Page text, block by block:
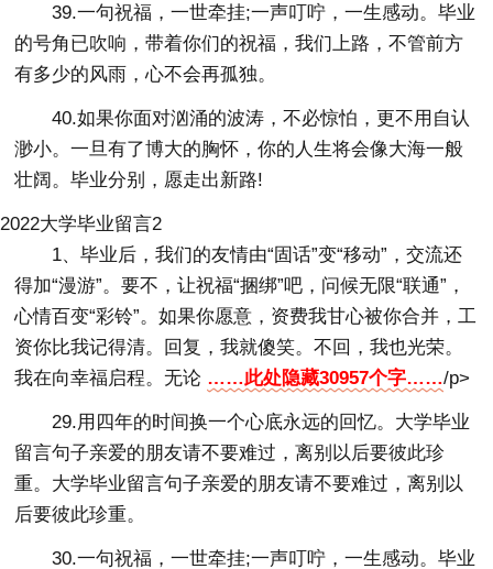
39.一句祝福，一世牵挂;一声叮咛，一生感动。毕业
的号角已吹响，带着你们的祝福，我们上路，不管前方
有多少的风雨，心不会再孤独。
40.如果你面对汹涌的波涛，不必惊怕，更不用自认
渺小。一旦有了博大的胸怀，你的人生将会像大海一般
壮阔。毕业分别，愿走出新路!
2022大学毕业留言2
1、毕业后，我们的友情由“固话”变“移动”，交流还
得加“漫游”。要不，让祝福“捆绑”吧，问候无限“联通”，
心情百变“彩铃”。如果你愿意，资费我甘心被你合并，工
资你比我记得清。回复，我就傻笑。不回，我也光荣。
我在向幸福启程。无论 ……此处隐藏30957个字……/p>
29.用四年的时间换一个心底永远的回忆。大学毕业
留言句子亲爱的朋友请不要难过，离别以后要彼此珍
重。大学毕业留言句子亲爱的朋友请不要难过，离别以
后要彼此珍重。
30.一句祝福，一世牵挂;一声叮咛，一生感动。毕业